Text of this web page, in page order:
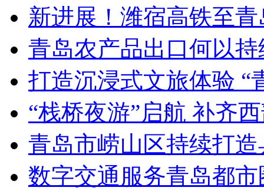
新进展！潍宿高铁至
青岛农产品出口何以持
打造沉浸式文旅体验 “
“栈桥夜游”启航 补齐
青岛市崂山区持续打
数字交通服务青岛都